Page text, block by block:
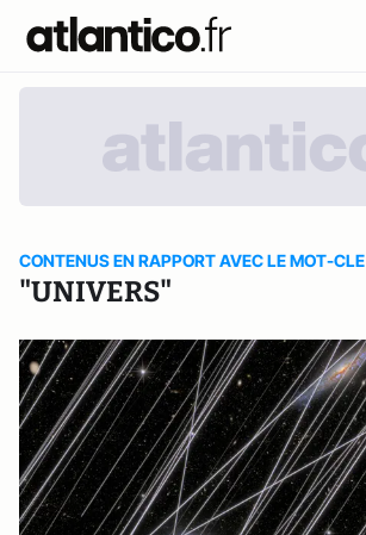
CONTENUS EN RAPPORT AVEC LE MOT-CLE
"UNIVERS"